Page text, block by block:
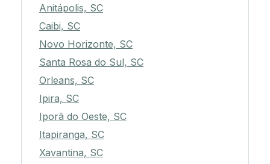
Anitápolis, SC
Caibi, SC
Novo Horizonte, SC
Santa Rosa do Sul, SC
Orleans, SC
Ipira, SC
Iporã do Oeste, SC
Itapiranga, SC
Xavantina, SC